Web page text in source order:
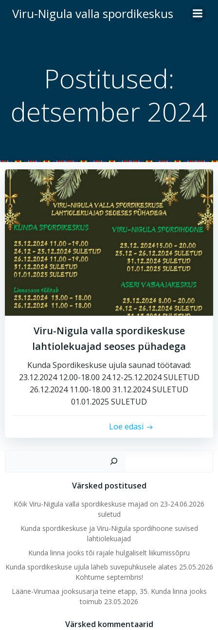
to
Viru-Nigula valla spordikeskus
Postitused:
detsember 2024
Viru-Nigula valla spordikeskuse
lahtiolekuajad seoses pühadega
Kunda Spordikeskuse ujula saunad töötavad:
23.12.2024 12.00-18.00 24.12-25.12.2024 SULETUD
26.12.2024 11.00-18.00 31.12.2024 SULETUD
01.01.2025 SULETUD
Loe edasi
Värsked postitused
Kõik Viru-Nigula valla spordikeskuse majad on 23-24.06.2026
suletud
Kunda spordikeskuse ja Viru-Nigula spordihoone suvised
lahtiolekuajad
Kunda linna jooks tõi rajale hulgaliselt liikumissõpru
Kunda spordikeskuse ujula läheb suvepuhkusele alates 25.05.2026
Kohtume septembris!
Lääne-Virumaa jooksusarja teine etapp, 35. Kunda linna jooks
toimub 23.05.2026
Värsked kommentaarid